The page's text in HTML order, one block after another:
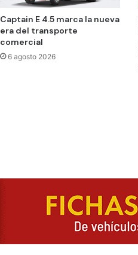
Captain E 4.5 marca la nueva
era del transporte
comercial
6 agosto 2026